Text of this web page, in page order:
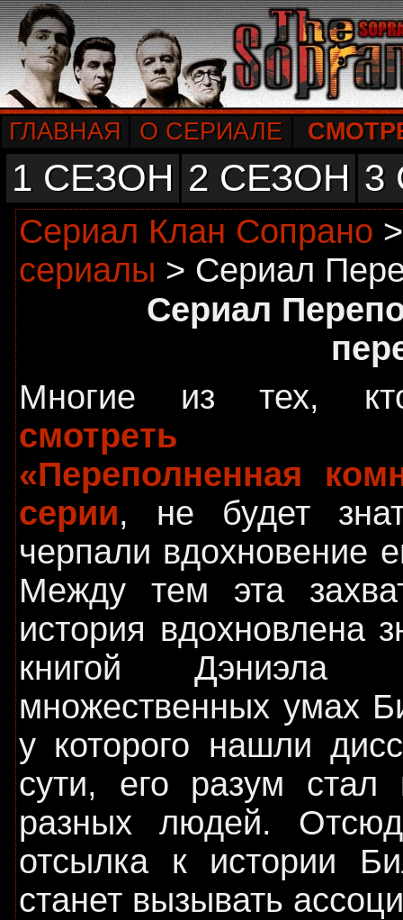
ГЛАВНАЯ О СЕРИАЛЕ
1 СЕЗОН 2 СЕЗОН 3
Сериал Клан Сопрано
сериалы > Сериал
Сериал
Многие из тех,
смотреть
«Переполненная
серии, не будет
черпали вдохновение
Между тем эта
история вдохновлена
книгой
множественных умах
у которого нашли
сути, его разум
разных людей.
отсылка к истории
станет вызывать